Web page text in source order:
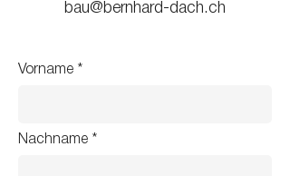
bau@bernhard-dach.ch
Vorname
Nachname